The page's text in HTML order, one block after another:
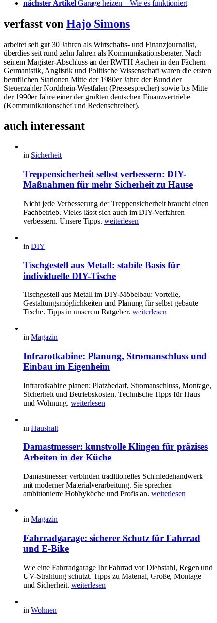
nächster Artikel Garage heizen – Wie es funktioniert
verfasst von Hajo Simons
arbeitet seit gut 30 Jahren als Wirtschafts- und Finanzjournalist,
überdies seit rund zehn Jahren als Kommunikationsberater. Nach
seinem Magister-Abschluss an der RWTH Aachen in den Fächern
Germanistik, Anglistik und Politische Wissenschaft waren die ersten
beruflichen Stationen Mitte der 1980er Jahre der Bund der
Steuerzahler Nordrhein-Westfalen (Pressesprecher) sowie bis Mitte
der 1990er Jahre einer der größten deutschen Finanzvertriebe
(Kommunikationschef und Redenschreiber).
auch interessant
in Sicherheit
Treppensicherheit selbst verbessern: DIY-
Maßnahmen für mehr Sicherheit zu Hause
Nicht jede Verbesserung der Treppensicherheit braucht einen
Fachbetrieb. Vieles lässt sich auch im DIY-Verfahren
verbessern. Unsere Tipps. weiterlesen
in DIY
Tischgestell aus Metall: stabile Basis für
individuelle DIY-Tische
Tischgestell aus Metall im DIY-Möbelbau: Vorteile,
Gestaltungsmöglichkeiten und Planung für selbst gebaute
Tische. Tipps in unserem Ratgeber. weiterlesen
in Magazin
Infrarotkabine: Planung, Stromanschluss und
Einbau im Eigenheim
Infrarotkabine planen: Platzbedarf, Stromanschluss, Montage,
Sicherheit und Betriebskosten. Technische Tipps für Haus
und Wohnung. weiterlesen
in Haushalt
Damastmesser: kunstvolle Klingen für präzises
Arbeiten in der Küche
Damastmesser verbinden traditionelles Schmiedehandwerk
mit moderner Materialverarbeitung. Sie sprechen
ambitionierte Hobbyköche und Profis an. weiterlesen
in Magazin
Fahrradgarage: sicherer Schutz für Fahrrad
und E-Bike
Wie eine Fahrradgarage Ihr Fahrrad vor Diebstahl, Regen und
UV-Strahlung schützt. Tipps zu Material, Größe, Montage
und Sicherheit. weiterlesen
in Wohnen